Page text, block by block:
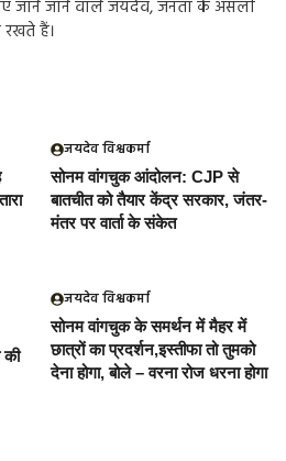
जाने जाने वाले जयदेव, जनता के असली
हैं।
जयदेव विश्वकर्मा
सोनम वांगचुक आंदोलन: CJP से
बातचीत को तैयार केंद्र सरकार, जंतर-
मंतर पर वार्ता के संकेत
की
जयदेव विश्वकर्मा
सोनम वांगचुक के समर्थन में मैहर में
छात्रों का प्रदर्शन,इस्तीफा तो तुमको
देना होगा, बोले – वरना रोज धरना होगा